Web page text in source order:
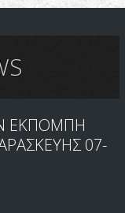
ΕΚΠΟΜΠΗ
07-